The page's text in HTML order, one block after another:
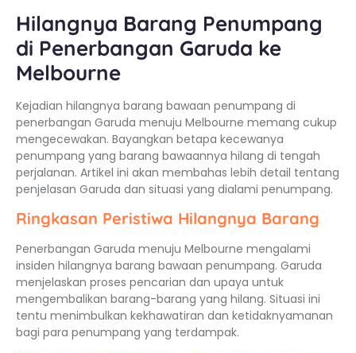
Hilangnya Barang Penumpang
di Penerbangan Garuda ke
Melbourne
Kejadian hilangnya barang bawaan penumpang di
penerbangan Garuda menuju Melbourne memang cukup
mengecewakan. Bayangkan betapa kecewanya
penumpang yang barang bawaannya hilang di tengah
perjalanan. Artikel ini akan membahas lebih detail tentang
penjelasan Garuda dan situasi yang dialami penumpang.
Ringkasan Peristiwa Hilangnya Barang
Penerbangan Garuda menuju Melbourne mengalami
insiden hilangnya barang bawaan penumpang. Garuda
menjelaskan proses pencarian dan upaya untuk
mengembalikan barang-barang yang hilang. Situasi ini
tentu menimbulkan kekhawatiran dan ketidaknyamanan
bagi para penumpang yang terdampak.